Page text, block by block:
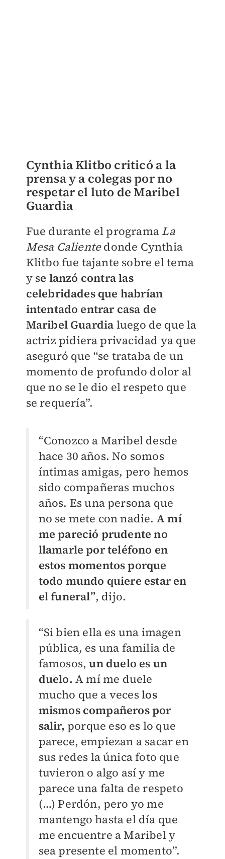
Cynthia Klitbo criticóa la
prensa y a colegas por no
respetar el luto de Maribel
Guardia
Fue durante el programa La
Mesa Calientedonde Cynthia
Klitbo fue tajante sobre el tema
y se lanzó contra las
celebridades que habrían
intentado entrar casa de
Maribel Guardia luego de que la
actriz pidiera privacidad ya que
aseguró que “se trataba de un
momento de profundo dolor al
que no se le dio el respeto que
se requería”.
“Conozco a Maribel desde
hace 30 años. No somos
íntimas amigas, pero hemos
sido compañeras muchos
años. Es una persona que
no se mete con nadie. A mí
me pareció prudente no
llamarle por teléfono en
estos momentos porque
todo mundo quiere estar en
el funeral”, dijo.
“Si bien ella es una imagen
pública, es una familia de
famosos,un duelo es un
duelo. A mí me duele
mucho que a veceslos
mismos compañeros por
salir, porque eso es lo que
parece, empiezan a sacar en
sus redes la única foto que
tuvieron o algo así y me
parece una falta de respeto
(…) Perdón, pero yo me
mantengo hasta el día que
me encuentre a Maribel y
sea presente el momento”.